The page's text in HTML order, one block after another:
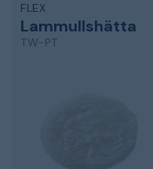
FLEX
Lammullshätta
TW-PT